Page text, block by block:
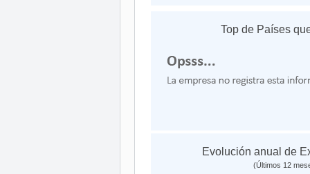
Top de Países
Evolución anual de
(Últimos 12